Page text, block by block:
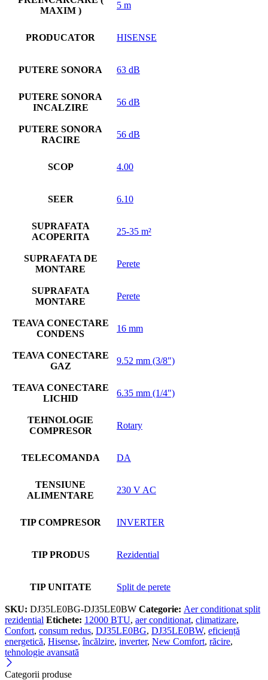
MAXIM )
5 m
PRODUCATOR HISENSE
PUTERE SONORA 63 dB
PUTERE SONORA
INCALZIRE
56 dB
PUTERE SONORA
RACIRE
56 dB
SCOP 4.00
SEER 6.10
SUPRAFATA
ACOPERITA
25-35 m²
SUPRAFATA DE
MONTARE
Perete
SUPRAFATA
MONTARE
Perete
TEAVA CONECTARE
CONDENS
16 mm
TEAVA CONECTARE
GAZ
9.52 mm (3/8")
TEAVA CONECTARE
LICHID
6.35 mm (1/4")
TEHNOLOGIE
COMPRESOR
Rotary
TELECOMANDA DA
TENSIUNE
ALIMENTARE
230 V AC
TIP COMPRESOR INVERTER
TIP PRODUS Rezidential
TIP UNITATE Split de perete
SKU: DJ35LE0BG-DJ35LE0BW Categorie: Aer conditionat split
rezidential Etichete: 12000 BTU, aer conditionat, climatizare,
Confort, consum redus, DJ35LE0BG, DJ35LE0BW, eficiență
energetică, Hisense,încălzire, inverter, New Comfort, răcire,
tehnologie avansată
Categorii produse